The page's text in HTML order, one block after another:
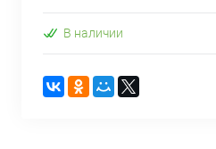
В наличии